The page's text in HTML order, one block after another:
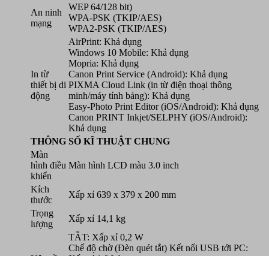
An ninh
mạng
WEP 64/128 bit)
WPA-PSK (TKIP/AES)
WPA2-PSK (TKIP/AES)
In từ
thiết bị di
động
AirPrint: Khả dụng
Windows 10 Mobile: Khả dụng
Mopria: Khả dụng
Canon Print Service (Android): Khả dụng
PIXMA Cloud Link (in từ điện thoại thông
minh/máy tính bảng): Khả dụng
Easy-Photo Print Editor (iOS/Android): Khả dụng
Canon PRINT Inkjet/SELPHY (iOS/Android):
Khả dụng
THÔNG SỐ KĨ THUẬT CHUNG
Màn
hình điều
khiển
Màn hình LCD màu 3.0 inch
Kích
thước
Xấp xỉ 639 x 379 x 200 mm
Trọng
lượng
Xấp xỉ 14,1 kg
TẮT: Xấp xỉ 0,2 W
Chế độ chờ (Đèn quét tắt) Kết nối USB tới PC: